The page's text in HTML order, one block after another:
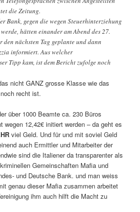
die Zeitung.
Bank, gegen die wegen Steuerhinterziehung
hätten einander am Abend des 27.
nächsten Tag geplante und dann
informiert. Aus welcher
Tipp kam, ist dem Bericht zufolge noch
nicht GANZ grosse Klasse wie das
recht ist.
über 1000 Beamte ca. 230 Büros
wegen 12,42€ initiert werden – da geht es
viel Geld. Und für und mit soviel Geld
auch Ermittler und Mitarbeiter der
sind die Italiener da transparenter als
Gemeinschaften Mafia und
und Deutsche Bank. und man weiss
genau dieser Mafia zusammen arbeitet
ihm auch hilft die Macht zu